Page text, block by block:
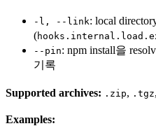
-l, --link: local
(
--pin: npm install을
기록
Supported archives: .zip, .tgz,
Examples: